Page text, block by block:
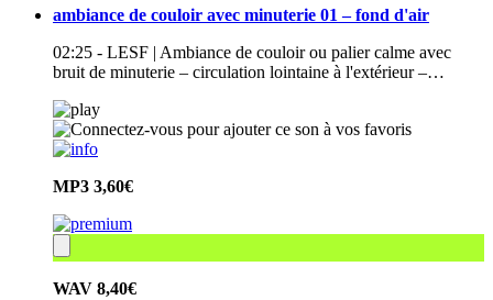
ambiance de couloir avec minuterie 01 – fond d'air
02:25 - LESF | Ambiance de couloir ou palier calme avec
bruit de minuterie – circulation lointaine à l'extérieur –…
MP3 3,60€
WAV 8,40€